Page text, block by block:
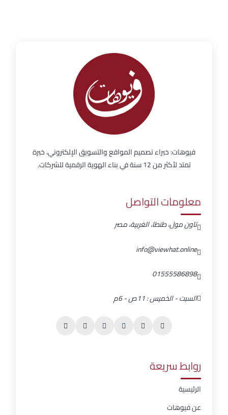
فيوهات: خبراء تصميم المواقع والتسويق الإلكتروني، خبرة
تمتد لأكثر من 12 سنة في بناء الهوية الرقمية للشركات.
معلومات التواصل
تاون مول، طنطا، الغربية، مصر
info@viewhat.online
01555586898
السبت - الخميس : 11ص - 6م
روابط سريعة
الرئيسية
عن فيوهات